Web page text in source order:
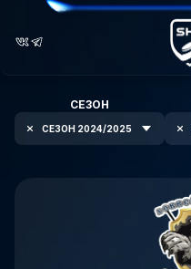
СЕЗОН
СЕЗОН 2024/2025